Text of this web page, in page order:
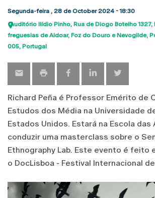
Segunda-feira , 28 de October 2024 - 18:30
Auditório Ilídio Pinho Rua de Diogo Botelho 1327
freguesias de Aldoar, Foz do Douro e Nevogilde,
005 Portugal
Richard Peña é Professor Emérito de
Estudos dos Média na Universidade
Estados Unidos. Estará na Escola das
conduzir uma masterclass sobre o
Ethnography Lab. Este evento é feito
o DocLisboa - Festival Internacional